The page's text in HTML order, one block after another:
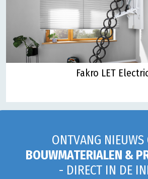
Fakro LET
ONTVANG NIEUWS
BOUWMATERIALEN &
- DIRECT IN DE